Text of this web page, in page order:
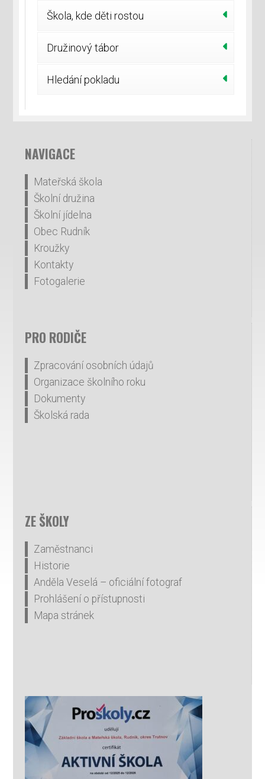
Škola, kde děti rostou
Družinový tábor
Hledání pokladu
NAVIGACE
Mateřská škola
Školní družina
Školní jídelna
Obec Rudník
Kroužky
Kontakty
Fotogalerie
PRO RODIČE
Zpracování osobních údajů
Organizace školního roku
Dokumenty
Školská rada
ZE ŠKOLY
Zaměstnanci
Historie
Anděla Veselá – oficiální fotograf
Prohlášení o přístupnosti
Mapa stránek